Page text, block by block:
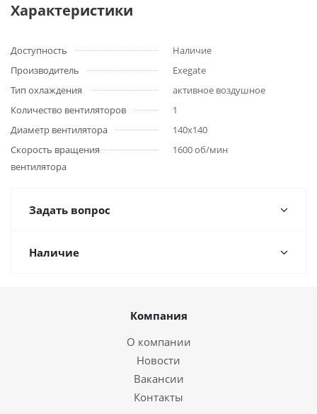
Характеристики
Доступность
Наличие
Производитель
Exegate
Тип охлаждения
активное воздушное
Количество вентиляторов
1
Диаметр вентилятора
140x140
Скорость вращения
вентилятора
1600 об/мин
Задать вопрос
Наличие
Компания
О компании
Новости
Вакансии
Контакты